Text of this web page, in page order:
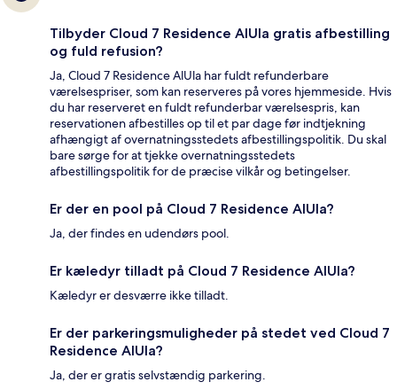
Tilbyder Cloud 7 Residence AlUla gratis afbestilling
og fuld refusion?
Ja, Cloud 7 Residence AlUla har fuldt refunderbare
værelsespriser, som kan reserveres på vores hjemmeside. Hvis
du har reserveret en fuldt refunderbar værelsespris, kan
reservationen afbestilles op til et par dage før indtjekning
afhængigt af overnatningsstedets afbestillingspolitik. Du skal
bare sørge for at tjekke overnatningsstedets
afbestillingspolitik for de præcise vilkår og betingelser.
Er der en pool på Cloud 7 Residence AlUla?
Ja, der findes en udendørs pool.
Er kæledyr tilladt på Cloud 7 Residence AlUla?
Kæledyr er desværre ikke tilladt.
Er der parkeringsmuligheder på stedet ved Cloud 7
Residence AlUla?
Ja, der er gratis selvstændig parkering.